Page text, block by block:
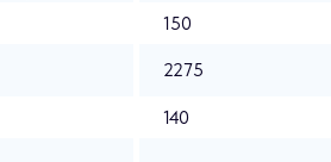
150
2275
140